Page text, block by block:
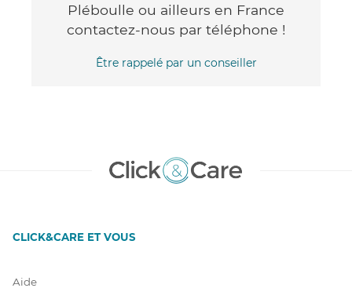
Pléboulle ou ailleurs en France
contactez-nous par téléphone !
Être rappelé par un conseiller
CLICK&CARE ET VOUS
Aide